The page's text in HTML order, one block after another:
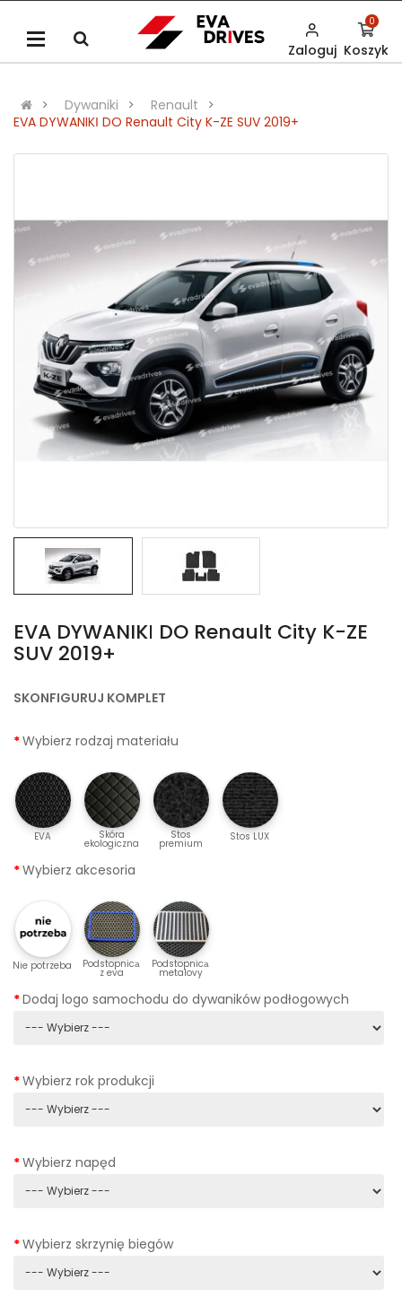
Zaloguj Koszyk
0
Dywaniki
Renault
EVA DYWANIKІ DO Renault City K-ZE SUV 2019+
EVA DYWANIKІ DO Renault City K-ZE
SUV 2019+
SKONFIGURUJ KOMPLET
Wybierz rodzaj materiału
EVA Skóra
ekologiczna
Stos
premium
Stos LUX
Wybierz akcesoria
Nie potrzeba Podstopnicа
z eva
Podstopnicа
metalovy
Dodaj logo samochodu do dywaników podłogowych
Wybierz rok produkcji
Wybierz napęd
Wybierz skrzynię biegów